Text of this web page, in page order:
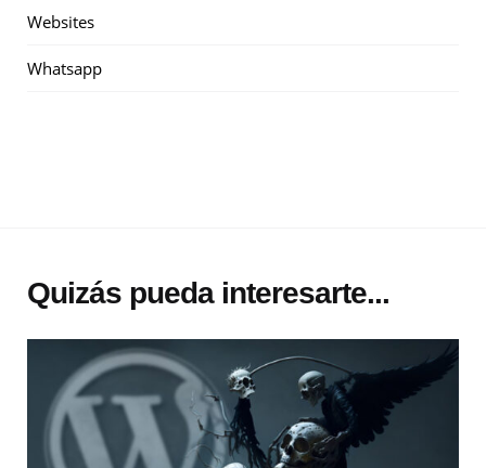
Websites
Whatsapp
Quizás pueda interesarte...